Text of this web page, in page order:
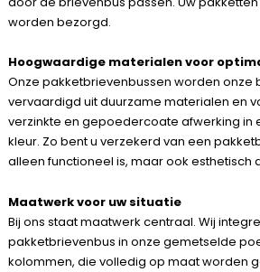
worden bezorgd.
Hoogwaardige materialen voor
Onze pakketbrievenbussen worden onze
vervaardigd uit duurzame materialen en
verzinkte en gepoedercoate afwerking in
kleur. Zo bent u verzekerd van een
alleen functioneel is, maar ook esthetisch
Maatwerk voor uw situatie
Bij ons staat maatwerk centraal. Wij
pakketbrievenbus in onze gemetselde
kolommen, die volledig op maat worden